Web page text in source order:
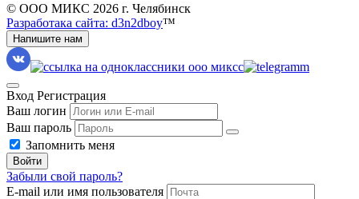
© ООО МИКС 2026 г. Челябинск
Разработака сайта: d3n2dboy™
Напишите нам
Вход Регистрация
Ваш логин
Ваш пароль
Запомнить меня
Войти
Забыли свой пароль?
E-mail или имя пользователя